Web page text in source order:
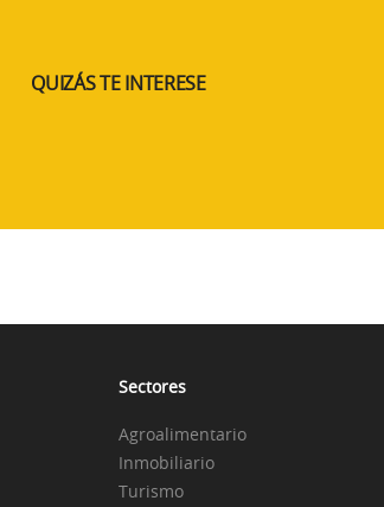
QUIZÁS TE INTERESE
Sectores
Agroalimentario
Inmobiliario
Turismo